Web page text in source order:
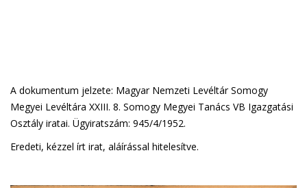
A dokumentum jelzete: Magyar Nemzeti Levéltár Somogy
Megyei Levéltára XXIII. 8. Somogy Megyei Tanács VB Igazgatási
Osztály iratai. Ügyiratszám: 945/4/1952.
Eredeti, kézzel írt irat, aláírással hitelesítve.